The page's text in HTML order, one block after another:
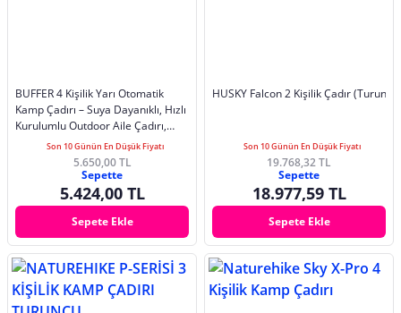
BUFFER 4 Kişilik Yarı Otomatik
Kamp Çadırı – Suya Dayanıklı, Hızlı
Kurulumlu Outdoor Aile Çadırı,
Doğa, Kamp ve Piknik
200x200x135 cm
Son 10 Günün En Düşük Fiyatı
5.650,00 TL
Sepette
5.424,00 TL
Sepete Ekle
HUSKY Falcon 2 Kişilik Çadır (Turuncu)
Son 10 Günün En Düşük Fiyatı
19.768,32 TL
Sepette
18.977,59 TL
Sepete Ekle